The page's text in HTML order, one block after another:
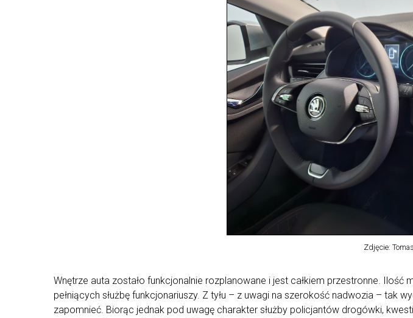
Zdjęcie:
Wnętrze auta zostało funkcjonalnie rozplanowane i jest całkiem przestronne.
pełniących służbę funkcjonariuszy. Z tyłu – z uwagi na szerokość nadwozia – tak
zapomnieć. Biorąc jednak pod uwagę charakter służby policjantów drogówki,